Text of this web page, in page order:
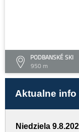
PODBANSKÉ SKI
950 m
Aktualne info
Niedziela